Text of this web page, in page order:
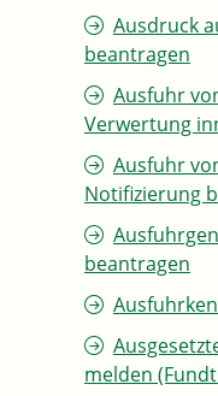
Ausdruck
beantragen
Ausfuhr
Verwertung
Ausfuhr
Notifizierung
beantragen
melden